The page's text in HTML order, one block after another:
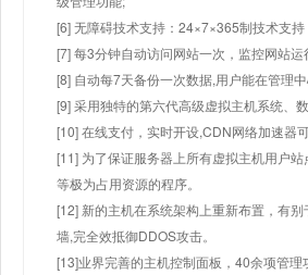
[6] 无障碍技术支持：24×7×365制技术支持
[7] 每3分钟自动访问网站一次，监控网站运
[8] 自动每7天备份一次数据,用户能在管理
[9] 采用独特的第六代高级虚拟主机系统、
[10] 在线支付，实时开设,CDN网络加速器
[11] 为了保证服务器上所有虚拟主机用户
等极为占用资源的程序。
[12] 新的主机在系统架构上重新布置，有
墙,完全效抵御DDOS攻击。
[13]业界完善的主机控制面板，40余项管